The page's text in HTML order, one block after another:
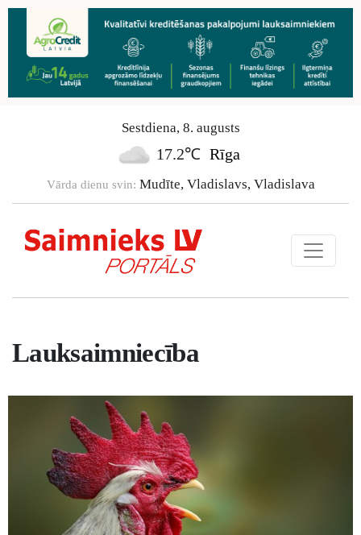
Sestdiena, 8. augusts
17.2℃ Rīga
Vārda dienu svin: Mudīte, Vladislavs, Vladislava
Lauksaimniecība